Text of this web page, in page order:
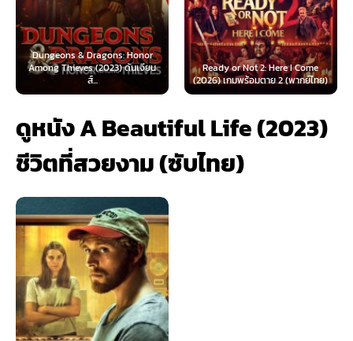
Dragons: Honor
(2023) ดันเจียน
Ready or Not 2: Here I Come
(2026) เกมพร้อมตาย 2 (พากย์ไทย)
Now You See
(2025) อาช
ดูหนัง A Beautiful Life (2023)
ชีวิตที่สวยงาม (ซับไทย)